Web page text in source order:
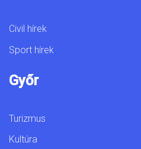
Civil hírek
Sport hírek
Győr
Turizmus
Kultúra